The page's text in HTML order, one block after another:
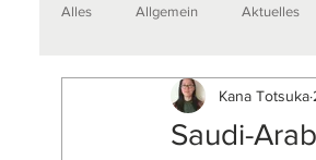
Alles Allgemein Aktuelles
Veranstaltungen Zitate
Saudi-
Kana Totsuka